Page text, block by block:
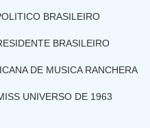
BRASILEIRO
BRASILEIRO
DE MUSICA RANCHERA
UNIVERSO DE 1963